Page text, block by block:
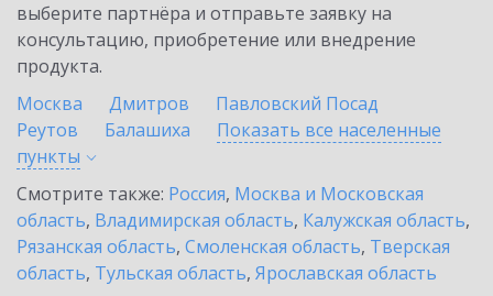
выберите партнёра и отправьте заявку на
консультацию, приобретение или внедрение
продукта.
Москва
Дмитров
Павловский Посад
Реутов
Балашиха
Показать все населенные
пункты
Смотрите также: Россия, Москва и Московская
область, Владимирская область, Калужская область,
Рязанская область, Смоленская область, Тверская
область, Тульская область, Ярославская область